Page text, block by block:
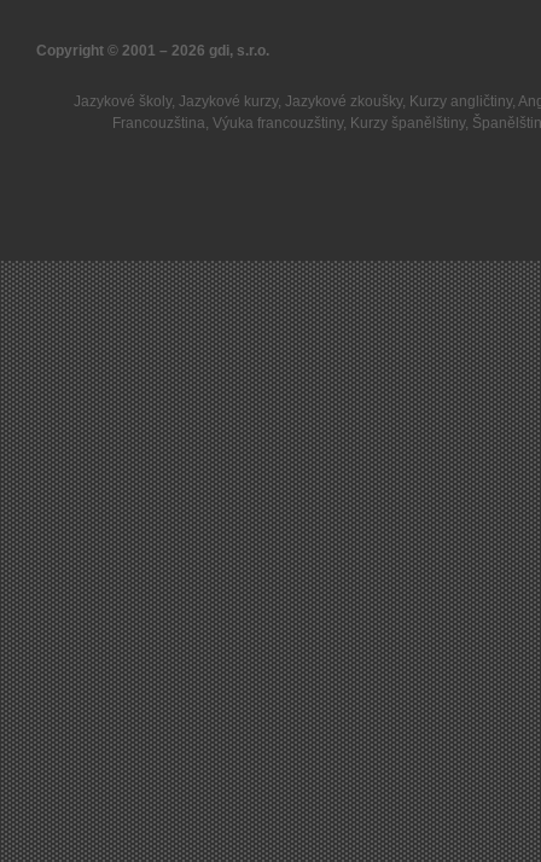
Copyright © 2001 – 2026 gdi, s.r.o.
Jazykové školy, Jazykové kurzy, Jazykové zkoušky, Kurzy angličtiny,
Francouzština,Výuka francouzštiny, Kurzy španělštiny,